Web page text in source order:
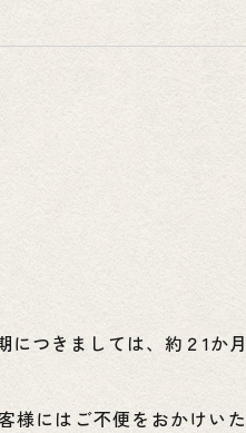
つきましては、約２1か
様にはご不便をおかけい